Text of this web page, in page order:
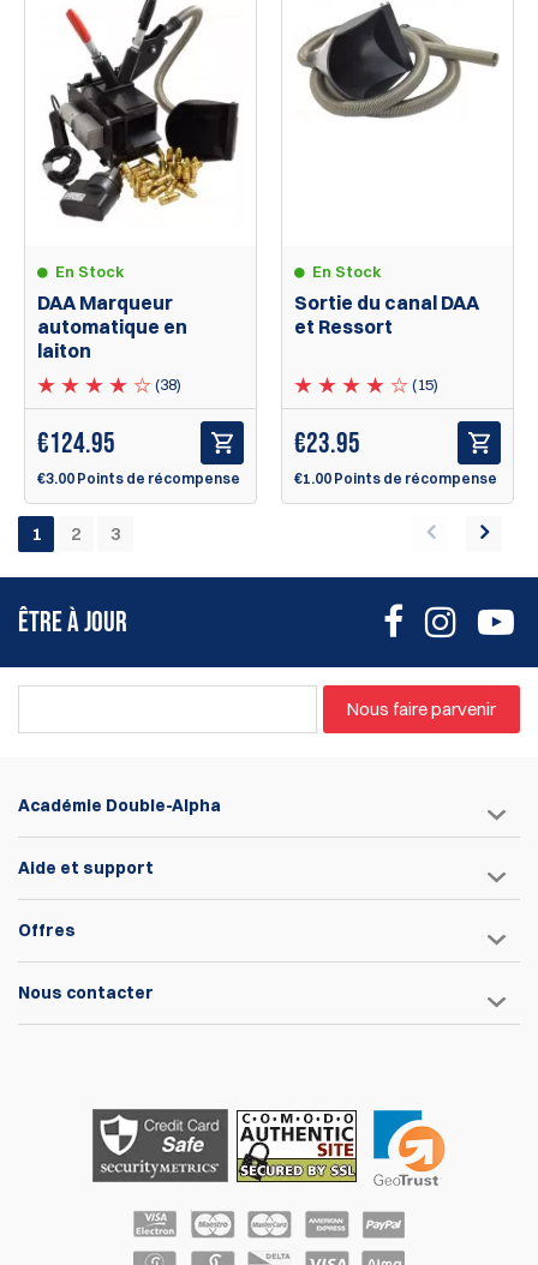
En Stock
DAA Marqueur
automatique en
laiton
(38)
€124.95
€3.00 Points de récompense
En Stock
Sortie du canal DAA
et Ressort
(15)
€23.95
€1.00 Points de récompense
1 2 3
ÊTRE À JOUR
Nous faire parvenir
Académie Double-Alpha
Aide et support
Offres
Nous contacter